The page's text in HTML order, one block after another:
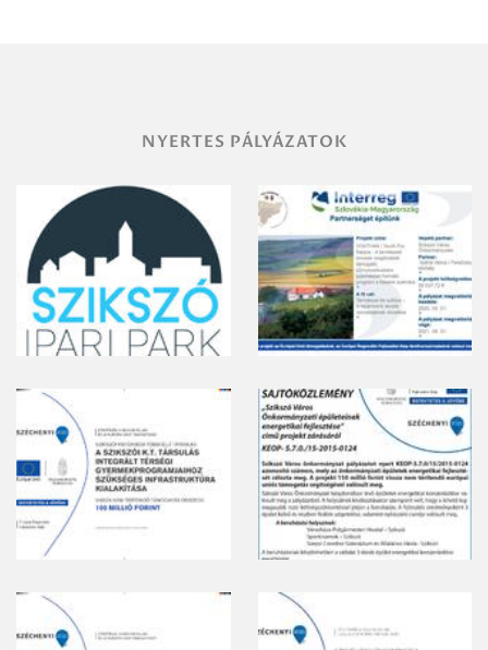
NYERTES PÁLYÁZATOK